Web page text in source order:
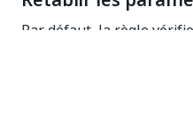
Par défaut, la règle